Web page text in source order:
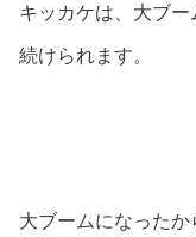
キッカケは、大ブ
続けられます。
大ブームになったか